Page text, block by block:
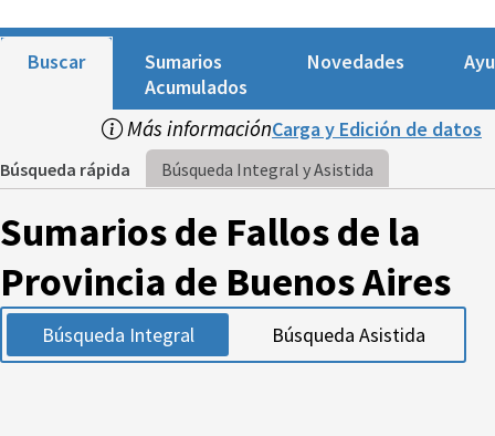
Buscar
Sumarios
Acumulados
Novedades
Más informaciónCarga y Edición de datos
Búsqueda rápida Búsqueda Integral y Asistida
Sumarios de Fallos de la
Provincia de Buenos Aires
Búsqueda Integral Búsqueda Asistida